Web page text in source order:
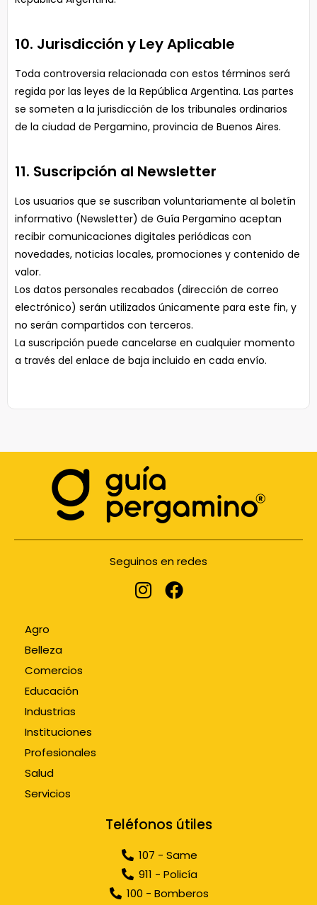
10. Jurisdicción y Ley Aplicable
Toda controversia relacionada con estos términos será
regida por las leyes de la República Argentina. Las partes
se someten a la jurisdicción de los tribunales ordinarios
de la ciudad de Pergamino, provincia de Buenos Aires.
11. Suscripción al Newsletter
Los usuarios que se suscriban voluntariamente al boletín
informativo (Newsletter) de Guía Pergamino aceptan
recibir comunicaciones digitales periódicas con
novedades, noticias locales, promociones y contenido de
valor.
Los datos personales recabados (dirección de correo
electrónico) serán utilizados únicamente para este fin, y
no serán compartidos con terceros.
La suscripción puede cancelarse en cualquier momento
a través del enlace de baja incluido en cada envío.
Seguinos en redes
Agro
Belleza
Comercios
Educación
Industrias
Instituciones
Profesionales
Salud
Servicios
Teléfonos útiles
107 - Same
911 - Policía
100 - Bomberos